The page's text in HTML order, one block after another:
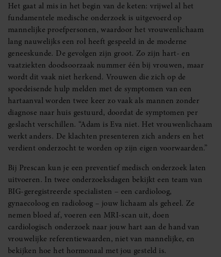
Het gaat al mis in het begin van de keten: vrijwel al het
fundamentele medische onderzoek is uitgevoerd op
mannelijke proefpersonen, waardoor het vrouwenlichaam
lang nauwelijks een rol heeft gespeeld in de moderne
geneeskunde. De gevolgen zijn groot. Zo zijn hart- en
vaatziekten doodsoorzaak nummer één bij vrouwen, maar
wordt dit vaak niet herkend. Vrouwen die zich op de
spoedeisende hulp melden met de symptomen van een
hartaanval worden twee keer zo vaak als mannen zonder
diagnose naar huis gestuurd, doordat de symptomen per
geslacht verschillen. “Adam is Eva niet. Het vrouwenlichaam
werkt anders. De klachten presenteren zich anders en het
verdient onderzocht te worden op zijn eigen voorwaarden.”
Bij Prescan kun je een preventief medisch onderzoek laten
uitvoeren. In twee onderzoeksdagen bekijkt een team van
BIG-geregistreerde specialisten – een cardioloog,
gynaecoloog en radioloog – jouw lichaam als geheel. Ze
nemen bloed af, voeren een MRI-scan uit, doen
cardiologisch onderzoek naar jouw hart aan de hand van
vrouwelijke referentiewaarden, niet van mannelijke, en
bekijken hoe het hormonaal met jou gesteld is.